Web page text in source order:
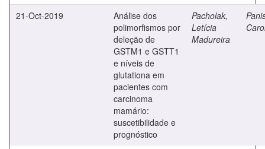
21-Oct-2019
Análise dos
polimorfismos por
deleção de
GSTM1 e GSTT1
e níveis de
glutationa em
pacientes com
carcinoma
mamário:
suscetibilidade e
prognóstico
Pacholak,
Letícia
Madureira